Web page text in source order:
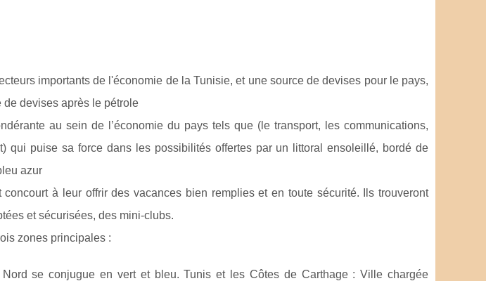
importants de l'économie de la Tunisie, et une source de devises pour le pays,
de devises après le pétrole
au sein de l’économie du pays tels que (le transport, les communications,
qui puise sa force dans les possibilités offertes par un littoral ensoleillé, bordé de
azur
concourt à leur offrir des vacances bien remplies et en toute sécurité. Ils trouveront
et sécurisées, des mini-clubs.
zones principales :
se conjugue en vert et bleu. Tunis et les Côtes de Carthage : Ville chargée